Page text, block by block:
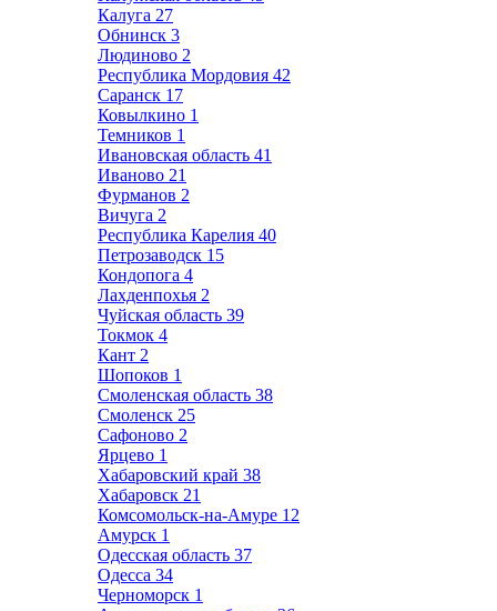
Калуга 27
Обнинск 3
Людиново 2
Республика Мордовия 42
Саранск 17
Ковылкино 1
Темников 1
Ивановская область 41
Иваново 21
Фурманов 2
Вичуга 2
Республика Карелия 40
Петрозаводск 15
Кондопога 4
Лахденпохья 2
Чуйская область 39
Токмок 4
Кант 2
Шопоков 1
Смоленская область 38
Смоленск 25
Сафоново 2
Ярцево 1
Хабаровский край 38
Хабаровск 21
Комсомольск-на-Амуре 12
Амурск 1
Одесская область 37
Одесса 34
Черноморск 1